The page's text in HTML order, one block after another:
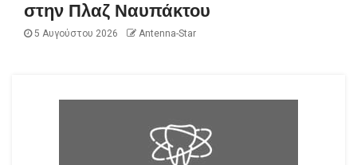
στην Πλαζ Ναυπάκτου
5 Αυγούστου 2026 Antenna-Star